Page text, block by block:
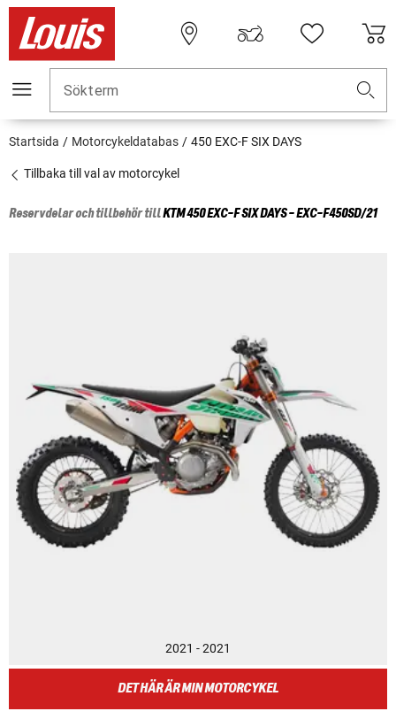
Sökterm
Startsida Motorcykeldatabas 450 EXC-F SIX DAYS
Tillbaka till val av motorcykel
Reservdelar och tillbehör tillKTM450 EXC-F SIX DAYS - EXC-F450SD/21
2021 - 2021
DET HÄR ÄR MIN MOTORCYKEL